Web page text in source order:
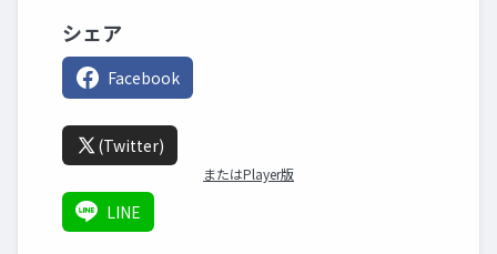
シェア
Facebook
(Twitter)
またはPlayer版
LINE